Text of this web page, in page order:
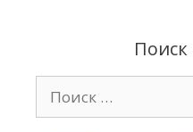
Поиск